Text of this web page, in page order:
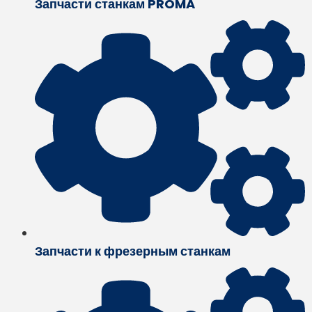
Запчасти станкам PROMA
Запчасти к фрезерным станкам